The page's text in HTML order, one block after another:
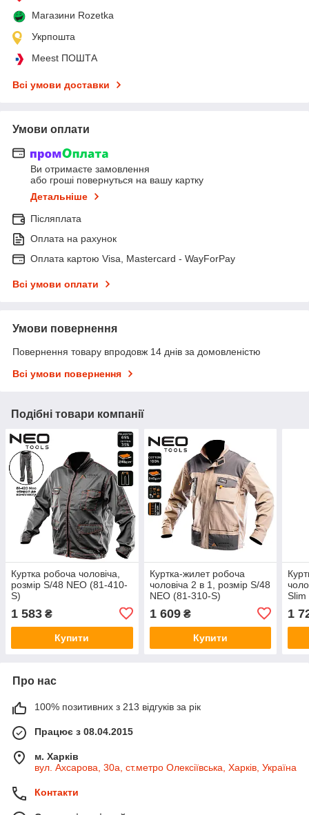
Магазини Rozetka
Укрпошта
Meest ПОШТА
Всі умови доставки
Умови оплати
Ви отримаєте замовлення
або гроші повернуться на вашу картку
Детальніше
Післяплата
Оплата на рахунок
Оплата картою Visa, Mastercard - WayForPay
Всі умови оплати
Умови повернення
Повернення товару впродовж 14 днів за домовленістю
Всі умови повернення
Подібні товари компанії
Куртка робоча чоловіча,
розмір S/48 NEO (81-410-
S)
1 583 ₴
Купити
Куртка-жилет робоча
чоловіча 2 в 1, pозмір S/48
NEO (81-310-S)
1 609₴
Купити
Slim
1
Про нас
100% позитивних з 213 відгуків за рік
Працює з 08.04.2015
м. Харків
вул. Ахсарова, 30а, ст.метро Олексіївська, Харків, Україна
Контакти